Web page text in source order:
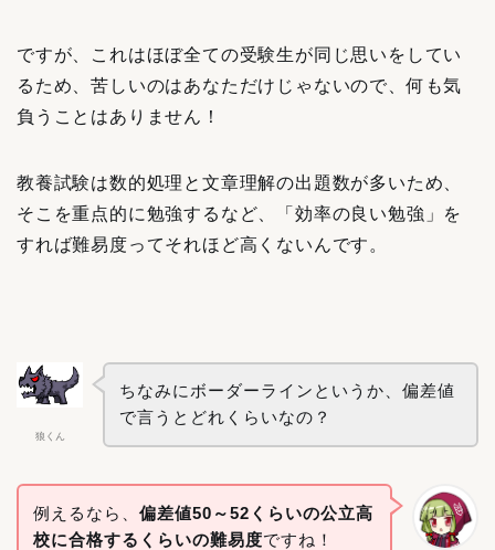
ですが、これはほぼ全ての受験生が同じ思いをしてい
るため、苦しいのはあなただけじゃないので、何も気
負うことはありません！
教養試験は数的処理と文章理解の出題数が多いため、
そこを重点的に勉強するなど、「効率の良い勉強」を
すれば難易度ってそれほど高くないんです。
狼くん
ちなみにボーダーラインというか、偏差値
で言うとどれくらいなの？
例えるなら、 偏差値50～52くらいの公立高
校に合格するくらいの難易度ですね！